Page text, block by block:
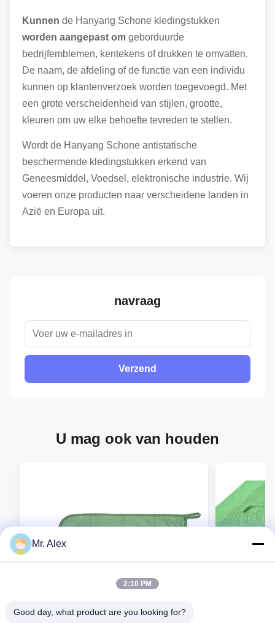
Kunnen de Hanyang Schone kledingstukken
worden aangepast om geborduurde
bedrijfemblemen, kentekens of drukken te omvatten.
De naam, de afdeling of de functie van een individu
kunnen op klantenverzoek worden toegevoegd. Met
een grote verscheidenheid van stijlen, grootte,
kleuren om uw elke behoefte tevreden te stellen.
Wordt de Hanyang Schone antistatische
beschermende kledingstukken erkend van
Geneesmiddel, Voedsel, elektronische industrie. Wij
voeren onze producten naar verscheidene landen in
Azië en Europa uit.
navraag
Verzend
U mag ook van houden
Mr. Alex
2:10 PM
Good day, what product are you looking for?